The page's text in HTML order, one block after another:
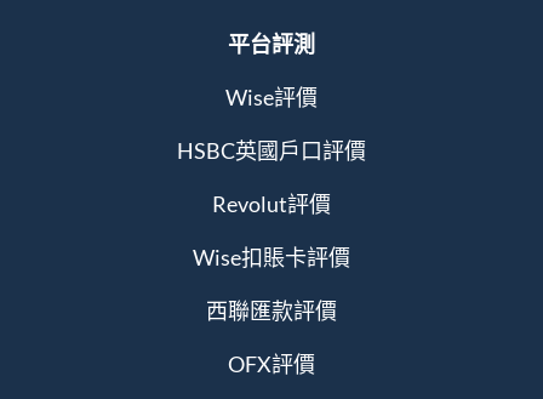
平台評測
Wise評價
HSBC英國戶口評價
Revolut評價
Wise扣賬卡評價
西聯匯款評價
OFX評價